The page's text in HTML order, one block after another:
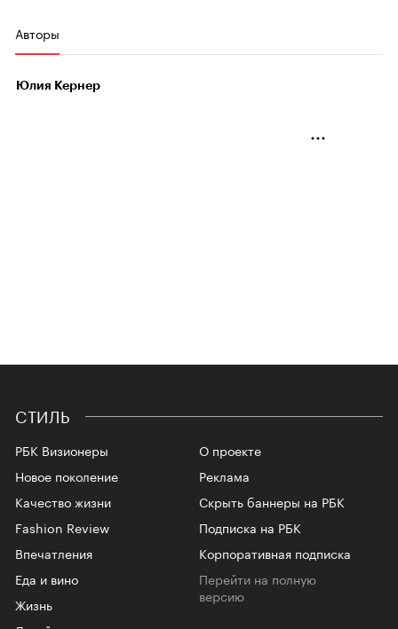
Авторы
Юлия Кернер
СТИЛЬ
РБК Визионеры
Новое поколение
Качество жизни
Fashion Review
Впечатления
Еда и вино
Жизнь
О проекте
Реклама
Скрыть баннеры на РБК
Подписка на РБК
Корпоративная подписка
Перейти на полную
версию